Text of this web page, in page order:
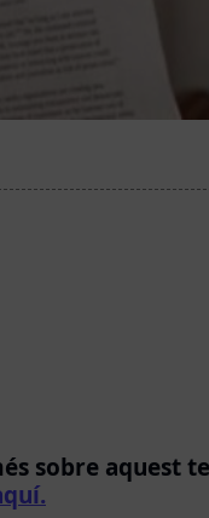
sobre aquest